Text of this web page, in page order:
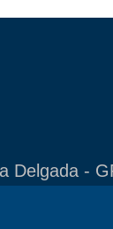
Delgada -